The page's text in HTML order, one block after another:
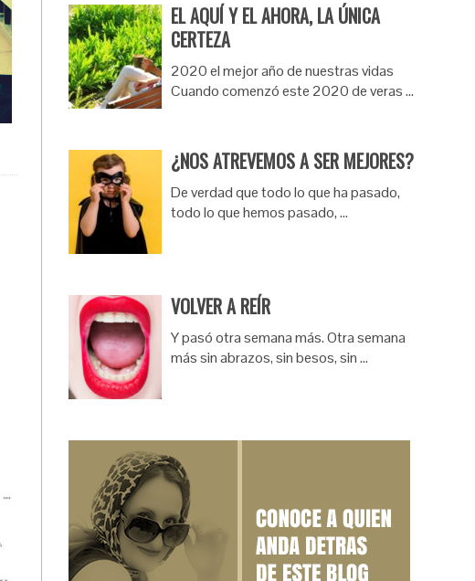
EL AQUÍ Y EL AHORA, LA ÚNICA
CERTEZA
2020 el mejor año de nuestras vidas
Cuando comenzó este 2020 de veras …
¿NOS ATREVEMOS A SER MEJORES?
De verdad que todo lo que ha pasado,
todo lo que hemos pasado, …
VOLVER A REÍR
Y pasó otra semana más. Otra semana
más sin abrazos, sin besos, sin …